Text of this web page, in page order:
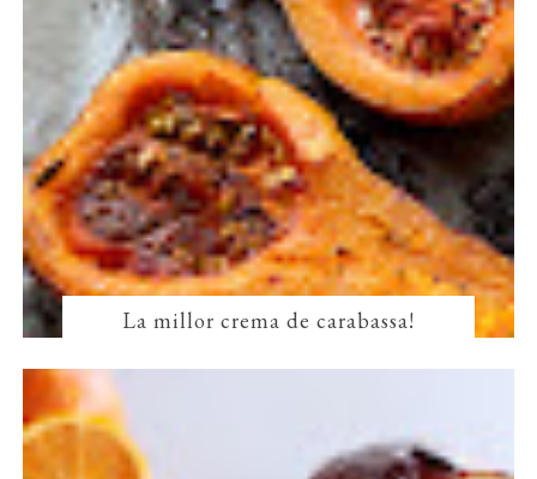
La millor crema de carabassa!